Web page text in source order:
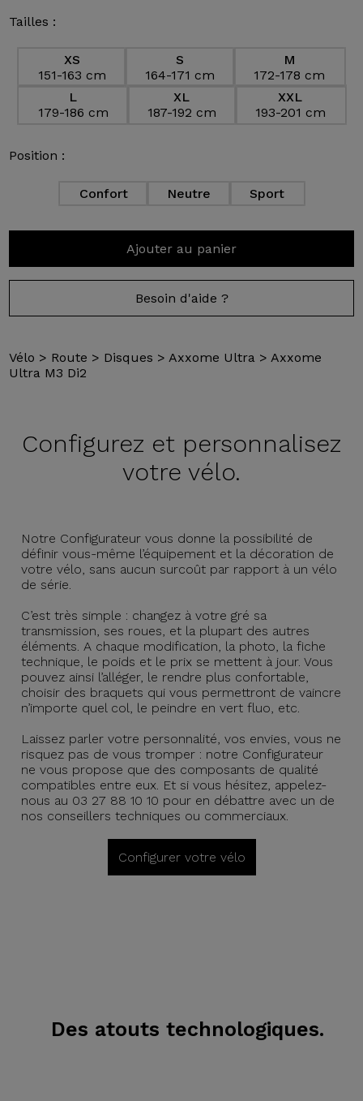
Tailles :
XS
151-163 cm
S
164-171 cm
M
172-178 cm
L
179-186 cm
XL
187-192 cm
XXL
193-201 cm
Position :
Confort Neutre Sport
Ajouter au panier
Besoin d'aide ?
Vélo > Route > Disques > Axxome Ultra > Axxome
Ultra M3 Di2
Configurez et personnalisez
votre vélo.
Notre Configurateur vous donne la possibilité de
définir vous-même l’équipement et la décoration de
votre vélo, sans aucun surcoût par rapport à un vélo
de série.
C’est très simple : changez à votre gré sa
transmission, ses roues, et la plupart des autres
éléments. A chaque modification, la photo, la fiche
technique, le poids et le prix se mettent à jour. Vous
pouvez ainsi l’alléger, le rendre plus confortable,
choisir des braquets qui vous permettront de vaincre
n’importe quel col, le peindre en vert fluo, etc.
Laissez parler votre personnalité, vos envies, vous ne
risquez pas de vous tromper : notre Configurateur
ne vous propose que des composants de qualité
compatibles entre eux. Et si vous hésitez, appelez-
nous au 03 27 88 10 10 pour en débattre avec un de
nos conseillers techniques ou commerciaux.
Configurer votre vélo
Des atouts technologiques.